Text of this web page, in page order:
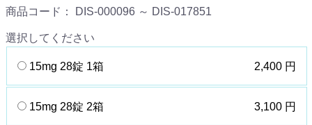
商品コード： DIS-000096 ～ DIS-017851
選択してください
15mg 28錠 1箱 2,400 円
15mg 28錠 2箱 3,100 円